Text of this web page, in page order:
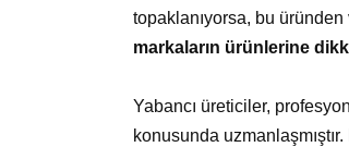
topaklanıyorsa, bu
markaların ürünlerine
Yabancı üreticiler,
konusunda uzmanlaşmıştır.